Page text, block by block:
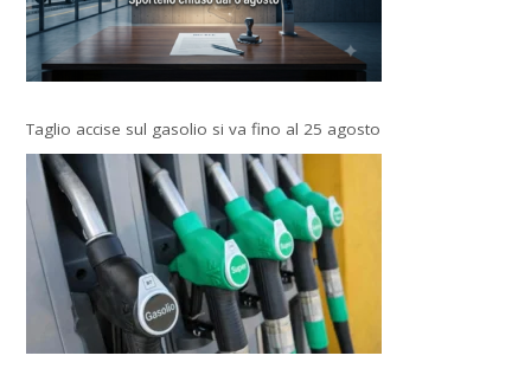
Taglio accise sul gasolio si va fino al 25 agosto